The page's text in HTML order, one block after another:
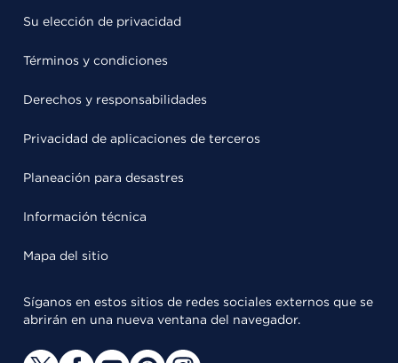
Su elección de privacidad
Términos y condiciones
Derechos y responsabilidades
Privacidad de aplicaciones de terceros
Planeación para desastres
Información técnica
Mapa del sitio
Síganos en estos sitios de redes sociales externos que se
abrirán en una nueva ventana del navegador.